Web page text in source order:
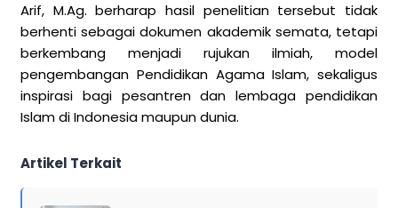
Arif, M.Ag. berharap hasil penelitian tersebut tidak
berhenti sebagai dokumen akademik semata, tetapi
berkembang menjadi rujukan ilmiah, model
pengembangan Pendidikan Agama Islam, sekaligus
inspirasi bagi pesantren dan lembaga pendidikan
Islam di Indonesia maupun dunia.
Artikel Terkait